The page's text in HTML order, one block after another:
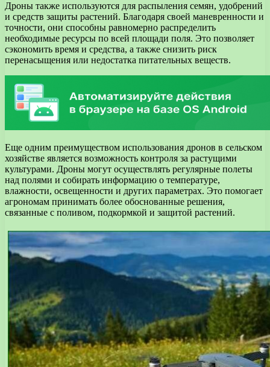
Дроны также используются для распыления семян, удобрений
и средств защиты растений. Благодаря своей маневренности и
точности, они способны равномерно распределить
необходимые ресурсы по всей площади поля. Это позволяет
сэкономить время и средства, а также снизить риск
перенасыщения или недостатка питательных веществ.
Еще одним преимуществом использования дронов в сельском
хозяйстве является возможность контроля за растущими
культурами. Дроны могут осуществлять регулярные полеты
над полями и собирать информацию о температуре,
влажности, освещенности и других параметрах. Это помогает
агрономам принимать более обоснованные решения,
связанные с поливом, подкормкой и защитой растений.